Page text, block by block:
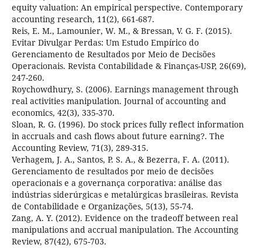
equity valuation: An empirical perspective. Contemporary
accounting research, 11(2), 661-687.
Reis, E. M., Lamounier, W. M., & Bressan, V. G. F. (2015).
Evitar Divulgar Perdas: Um Estudo Empírico do
Gerenciamento de Resultados por Meio de Decisões
Operacionais. Revista Contabilidade & Finanças-USP, 26(69),
247-260.
Roychowdhury, S. (2006). Earnings management through
real activities manipulation. Journal of accounting and
economics, 42(3), 335-370.
Sloan, R. G. (1996). Do stock prices fully reflect information
in accruals and cash flows about future earning?. The
Accounting Review, 71(3), 289-315.
Verhagem, J. A., Santos, P. S. A., & Bezerra, F. A. (2011).
Gerenciamento de resultados por meio de decisões
operacionais e a governança corporativa: análise das
indústrias siderúrgicas e metalúrgicas brasileiras. Revista
de Contabilidade e Organizações, 5(13), 55-74.
Zang, A. Y. (2012). Evidence on the tradeoff between real
manipulations and accrual manipulation. The Accounting
Review, 87(42), 675-703.